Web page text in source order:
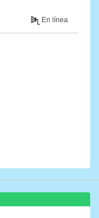
En línea